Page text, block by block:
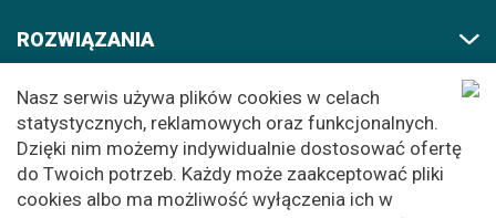
ROZWIĄZANIA
AKADEMIA
© 2026 EVERBE. All rights reserved
Nasz serwis używa plików cookies w celach
statystycznych, reklamowych oraz funkcjonalnych.
Dzięki nim możemy indywidualnie dostosować ofertę
do Twoich potrzeb. Każdy może zaakceptować pliki
cookies albo ma możliwość wyłączenia ich w